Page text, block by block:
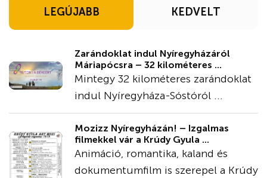
LEGÚJABB KEDVELT
Zarándoklat indul Nyíregyházáról
Máriapócsra – 32 kilométeres ...
Mintegy 32 kilométeres zarándoklat
indul Nyíregyháza-Sóstóról ...
Mozizz Nyíregyházán! – Izgalmas
filmekkel vár a Krúdy Gyula ...
Animáció, romantika, kaland és
dokumentumfilm is szerepel a Krúdy